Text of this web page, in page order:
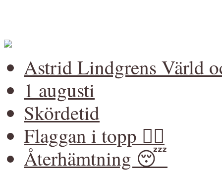
Astrid Lindgrens Värld
1 augusti
Skördetid
Flaggan i topp 🏳️‍🌈
Återhämtning 😴